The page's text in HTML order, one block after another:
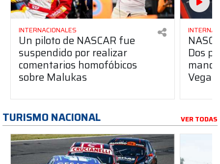
INTERNACIONALES
Un piloto de NASCAR fue
suspendido por realizar
comentarios homofóbicos
sobre Malukas
Dos
Vegas
TURISMO NACIONAL VER TODAS